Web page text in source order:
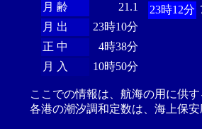
月 齢
21.1
月 出
23時10分
正 中
4時38分
月 入
10時50分
23時12分
ここでの情報は、航海の用に供
各港の潮汐調和定数は、海上保